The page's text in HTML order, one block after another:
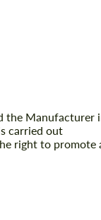
the Manufacturer
carried out
right to